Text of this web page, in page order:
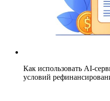
Как использовать AI-
условий